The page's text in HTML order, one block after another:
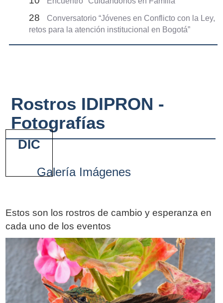
28
Conversatorio “Jóvenes en Conflicto con la Ley,
retos para la atención institucional en Bogotá”
Rostros IDIPRON -
Fotografías
Galería Imágenes
Estos son los rostros de cambio y esperanza en
cada uno de los eventos
DIC